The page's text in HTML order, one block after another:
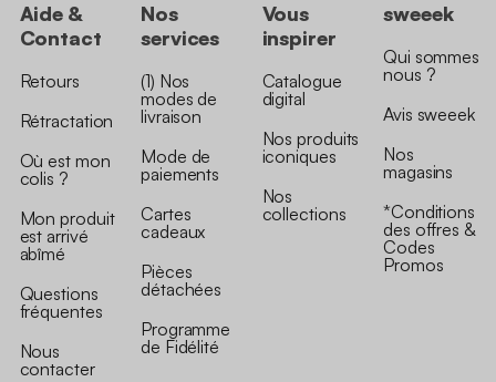
Aide &
Contact
Retours
Rétractation
Où est mon
colis ?
Mon produit
est arrivé
abîmé
Questions
fréquentes
Nous
contacter
Nos
services
(1) Nos
modes de
livraison
Mode de
paiements
Cartes
cadeaux
Pièces
détachées
Programme
de Fidélité
Vous
inspirer
Catalogue
digital
Nos produits
iconiques
Nos
collections
sweeek
Qui sommes
nous ?
Avis sweeek
Nos
magasins
*Conditions
des offres &
Codes
Promos